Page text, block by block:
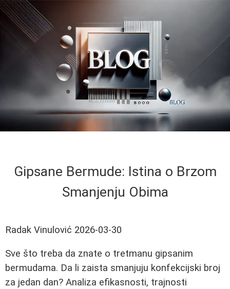
Gipsane Bermude: Istina o Brzom
Smanjenju Obima
Radak Vinulović 2026-03-30
Sve što treba da znate o tretmanu gipsanim
bermudama. Da li zaista smanjuju konfekcijski broj
za jedan dan? Analiza efikasnosti, trajnosti